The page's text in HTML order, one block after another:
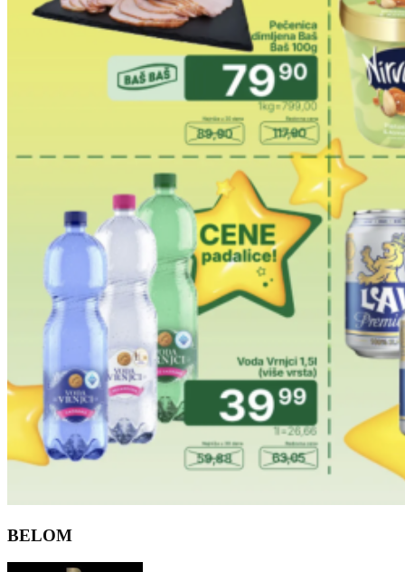
BELOM